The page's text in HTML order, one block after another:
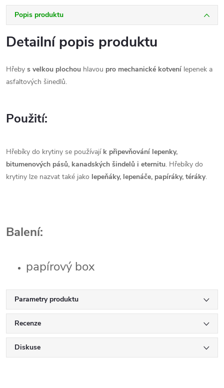
Popis produktu
Detailní popis produktu
Hřeby s velkou plochou hlavou pro mechanické kotvení lepenek a
asfaltových šinedlů.
Použití:
Hřebíky do krytiny se používají k připevňování lepenky,
bitumenových pásů, kanadských šindelů i eternitu. Hřebíky do
krytiny lze nazvat také jako lepeňáky, lepenáče, papíráky, téráky.
Balení:
papírový box
Parametry produktu
Recenze
Diskuse